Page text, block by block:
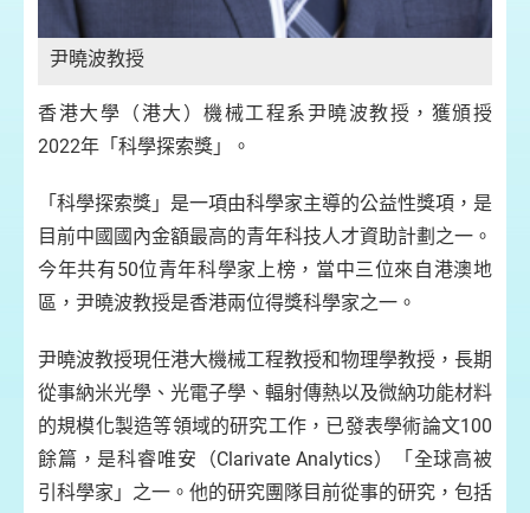
尹曉波教授
香港大學（港大）機械工程系尹曉波教授，獲頒授
2022年「科學探索獎」。
「科學探索獎」是一項由科學家主導的公益性獎項，是
目前中國國內金額最高的青年科技人才資助計劃之一。
今年共有50位青年科學家上榜，當中三位來自港澳地
區，尹曉波教授是香港兩位得獎科學家之一。
尹曉波教授現任港大機械工程教授和物理學教授，長期
從事納米光學、光電子學、輻射傳熱以及微納功能材料
的規模化製造等領域的研究工作，已發表學術論文100
餘篇，是科睿唯安（Clarivate Analytics）「全球高被
引科學家」之一。他的研究團隊目前從事的研究，包括